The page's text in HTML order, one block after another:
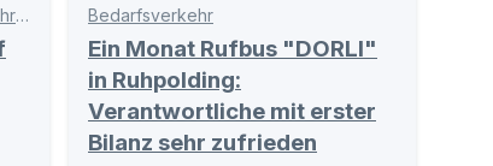
Schnittstelle zwischen Bahn und Fahrgästen Bedarfsverkehr
Ein Monat Rufbus "DORLI"
in Ruhpolding:
Verantwortliche mit erster
Bilanz sehr zufrieden